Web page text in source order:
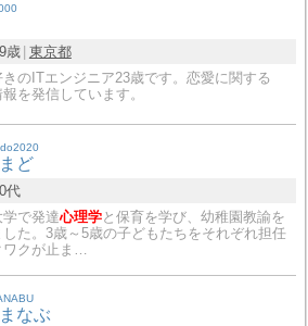
歳 東京都
きのITエンジニア23歳です。恋愛に関する
を発信しています。
ど
代
で発達心理学と保育を学び、幼稚園教諭を
した。3歳～5歳の子どもたちをそれぞれ担任
ワクが止ま…
まなぶ